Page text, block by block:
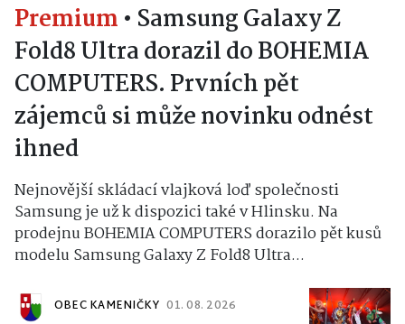
Premium • Samsung Galaxy Z
Fold8 Ultra dorazil do BOHEMIA
COMPUTERS. Prvních pět
zájemců si může novinku odnést
ihned
Nejnovější skládací vlajková loď společnosti
Samsung je už k dispozici také v Hlinsku. Na
prodejnu BOHEMIA COMPUTERS dorazilo pět kusů
modelu Samsung Galaxy Z Fold8 Ultra...
OBEC KAMENIČKY 01. 08. 2026